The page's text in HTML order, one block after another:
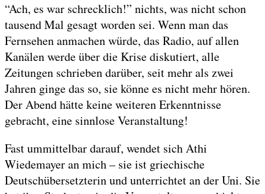
“Ach, es war schrecklich!” nichts, was nicht schon
tausend Mal gesagt worden sei. Wenn man das
Fernsehen anmachen würde, das Radio, auf allen
Kanälen werde über die Krise diskutiert, alle
Zeitungen schrieben darüber, seit mehr als zwei
Jahren ginge das so, sie könne es nicht mehr hören.
Der Abend hätte keine weiteren Erkenntnisse
gebracht, eine sinnlose Veranstaltung!
Fast ummittelbar darauf, wendet sich Athi
Wiedemayer an mich – sie ist griechische
Deutschübersetzterin und unterrichtet an der Uni. Sie